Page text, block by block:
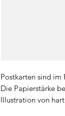
Postkarten sind im
Die Papierstärke
Illustration von